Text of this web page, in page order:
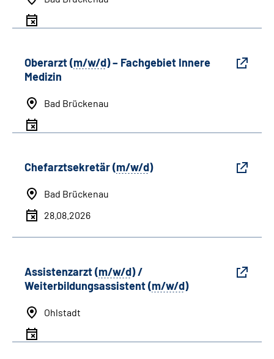
Oberarzt (m/w/d) – Fachgebiet Innere
Medizin
Bad Brückenau
Chefarztsekretär (m/w/d)
Bad Brückenau
28.08.2026
Assistenzarzt (m/w/d) /
Weiterbildungsassistent (m/w/d)
Ohlstadt